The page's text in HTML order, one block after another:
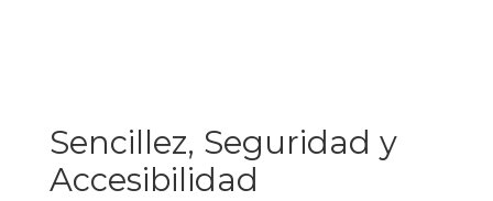
Sencillez, Seguridad y
Accesibilidad